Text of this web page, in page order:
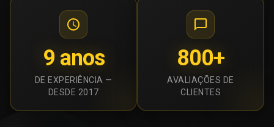
9 anos
DE EXPERIÊNCIA —
DESDE 2017
800+
AVALIAÇÕES DE
CLIENTES